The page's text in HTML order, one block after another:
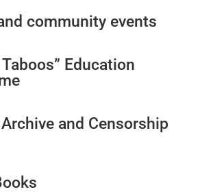
community events
Education
and Censorship